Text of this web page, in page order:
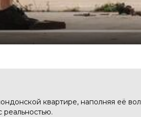
квартире, наполняя её
реальностью.